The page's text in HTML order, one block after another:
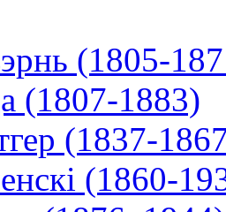
(1805-
(1807-1883)
(1837-
(1860-